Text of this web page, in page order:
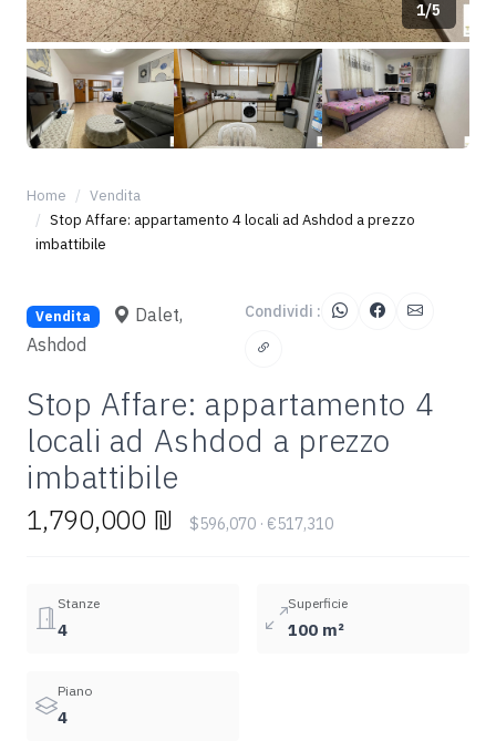
1/5
Home
Vendita
Stop Affare: appartamento 4 locali ad Ashdod a prezzo
imbattibile
Vendita
Dalet,
Ashdod
Condividi :
Stop Affare: appartamento 4
locali ad Ashdod a prezzo
imbattibile
1,790,000 ₪ $596,070 · €517,310
Stanze
4
Superficie
100 m²
Piano
4